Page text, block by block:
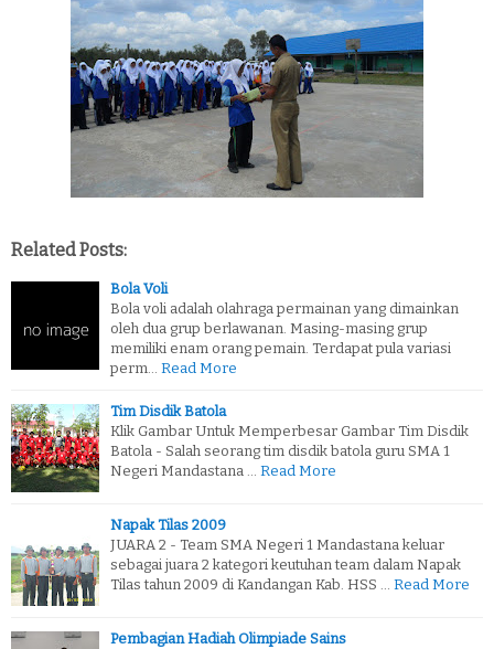
Related Posts:
Bola Voli
Bola voli adalah olahraga permainan yang dimainkan
oleh dua grup berlawanan. Masing-masing grup
memiliki enam orang pemain. Terdapat pula variasi
perm… Read More
Tim Disdik Batola
Klik Gambar Untuk Memperbesar Gambar Tim Disdik
Batola - Salah seorang tim disdik batola guru SMA 1
Negeri Mandastana … Read More
Napak Tilas 2009
JUARA 2 - Team SMA Negeri 1 Mandastana keluar
sebagai juara 2 kategori keutuhan team dalam Napak
Tilas tahun 2009 di Kandangan Kab. HSS … Read More
Pembagian Hadiah Olimpiade Sains